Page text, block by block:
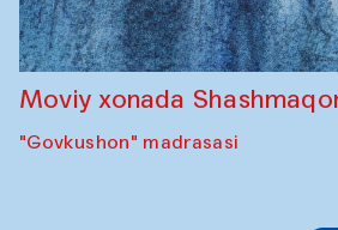
Moviy xonada
"Govkushon" madrasasi